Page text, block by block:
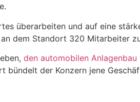
überarbeiten und auf eine
dem Standort 320 Mitarbeiter
den automobilen
bündelt der Konzern jene